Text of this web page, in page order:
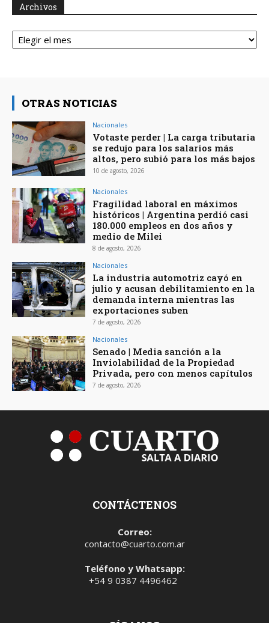
Archivos
Archivos
OTRAS NOTICIAS
Nacionales
Votaste perder | La carga tributaria
se redujo para los salarios más
altos, pero subió para los más bajos
10 de agosto, 2026
Nacionales
Fragilidad laboral en máximos
históricos | Argentina perdió casi
180.000 empleos en dos años y
medio de Milei
8 de agosto, 2026
Nacionales
La industria automotriz cayó en
julio y acusan debilitamiento en la
demanda interna mientras las
exportaciones suben
7 de agosto, 2026
Nacionales
Senado | Media sanción a la
Inviolabilidad de la Propiedad
Privada, pero con menos capítulos
7 de agosto, 2026
CONTÁCTENOS
Correo:
contacto@cuarto.com.ar
Teléfono y Whatsapp:
+54 9 0387 4496462